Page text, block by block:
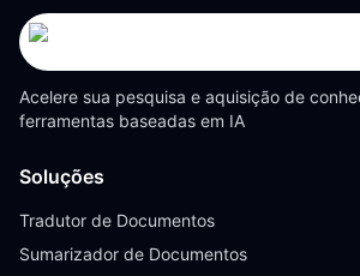
Acelere sua pesquisa e aquisição de
ferramentas baseadas em IA
Soluções
Tradutor de Documentos
Sumarizador de Documentos